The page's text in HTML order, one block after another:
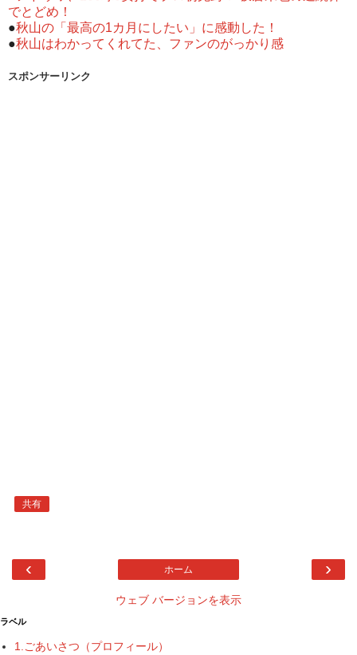
でとどめ！
●秋山の「最高の1カ月にしたい」に感動した！
●秋山はわかってくれてた、ファンのがっかり感
スポンサーリンク
共有
‹ ›
ホーム
ウェブ バージョンを表示
ラベル
1.ごあいさつ（プロフィール）